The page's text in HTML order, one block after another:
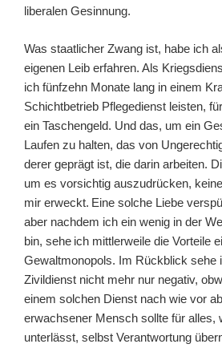
liberalen Gesinnung.
Was staatlicher Zwang ist, habe ich
eigenen Leib erfahren. Als
ich fünfzehn Monate lang in einem
Schichtbetrieb Pflegedienst leisten, für
ein Taschengeld. Und das, um ein
Laufen zu halten, das von
derer geprägt ist, die darin arbeiten.
um es vorsichtig auszudrücken,
mir erweckt. Eine solche Liebe
aber nachdem ich ein wenig in der
bin, sehe ich mittlerweile die Vorteile
Gewaltmonopols. Im Rückblick sehe
Zivildienst nicht mehr nur negativ,
einem solchen Dienst nach wie vor
erwachsener Mensch sollte für alles,
unterlässt, selbst Verantwortung